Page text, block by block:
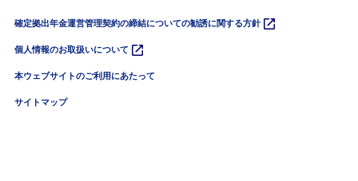
確定拠出年金運営管理契約の締結についての勧誘に関する方針
個人情報のお取扱いについて
本ウェブサイトのご利用にあたって
サイトマップ